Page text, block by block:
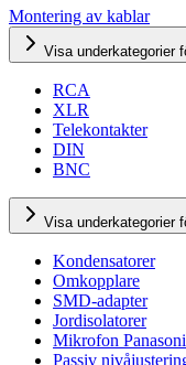
Montering av kablar
Visa underkategorier
RCA
XLR
Telekontakter
DIN
BNC
Visa underkategorier
Kondensatorer
Omkopplare
SMD-adapter
Jordisolatorer
Mikrofon
Passiv